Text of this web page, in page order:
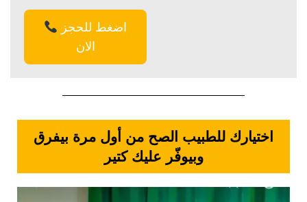
الان
اختيارك للطبيب الصح من أول مرة بيفرق
وبيوفّر عليك كتير